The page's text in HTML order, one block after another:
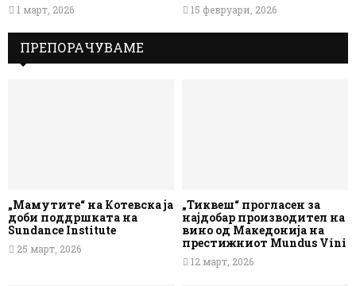
1 март, 2026 15 февруари, 2026
ПРЕПОРАЧУВАМЕ
„Мамутите“ на Котевска ја
доби поддршката на
Sundance Institute
25 март, 2026
„Тиквеш“ прогласен за
најдобар производител на
вино од Македонија на
престижниот Mundus Vini
12 март, 2026